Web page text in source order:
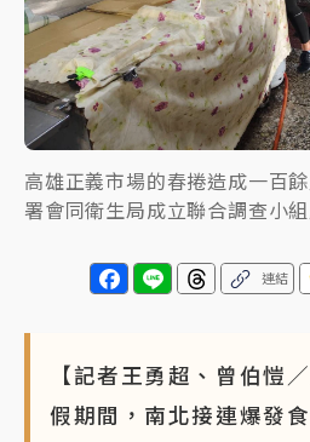
台東農業處長涉圖利渡假村！
押庭
父親節泡湯了！中颱白海豚雨
雨熱區曝
高雄正義市場的春捲造成一百
署會同衛生局成立聯合調查小
連結
【記者王勇超、曾伯愷
假期間，南北接連爆發